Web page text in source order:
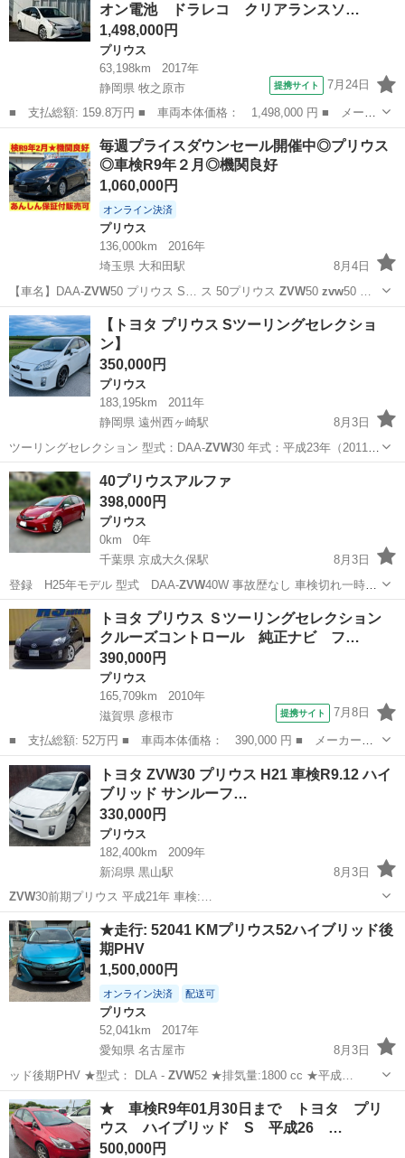
オン電池 ドラレコ クリアランスソ…
1,498,000円
プリウス
63,198km
2017年
静岡県 牧之原市
提携サイト 7月24日
■ 支払総額: 159.8万円 ■ 車両本体価格： 1,498,000 円 ■ メーカ
ー名： トヨタ ■ 車種名： プリウス ■ グレード名： Ａ ＺＶ
Ｗ５１ リチウムイオン電池 ドラレコ クリアランスソナー レー
ンアシス...
牧之原市 プリウス
毎週プライスダウンセール開催中◎プリウス
◎車検R9年２月◎機関良好
1,060,000円
オンライン決済
プリウス
136,000km
2016年
埼玉県 大和田駅
8月4日
【車名】DAA-ZVW50 プリウス S… ス 50プリウス ZVW50 zvw50 …
埼玉 さいたま市 大和田駅 ZVW
【トヨタ プリウス Sツーリングセレクショ
ン】
350,000円
プリウス
183,195km
2011年
静岡県 遠州西ヶ崎駅
8月3日
ツーリングセレクション 型式：DAA-ZVW30 年式：平成23年（2011
年） …
静岡 浜松市 遠州西ヶ崎駅
40プリウスアルファ
398,000円
プリウス
0km
0年
千葉県 京成大久保駅
8月3日
登録 H25年モデル 型式 DAA-ZVW40W 事故歴なし 車検切れ一時
抹…
千葉 習志野市 京成大久保駅 プリウス
プリウスアルファ
トヨタ プリウス Ｓツーリングセレクション
クルーズコントロール 純正ナビ フ…
390,000円
プリウス
165,709km
2010年
滋賀県 彦根市
提携サイト 7月8日
■ 支払総額: 52万円 ■ 車両本体価格： 390,000 円 ■ メーカー
名： トヨタ ■ 車種名： プリウス ■ グレード名： Ｓツーリン
グセレクション クルーズコントロール 純正ナビ フルセグＴＶ
バックカメラ Ｂ...
滋賀 彦根市 プリウス
トヨタ ZVW30 プリウス H21 車検R9.12 ハイ
ブリッド サンルーフ…
330,000円
プリウス
182,400km
2009年
新潟県 黒山駅
8月3日
ZVW
30前期プリウス 平成21年 車検:…
新潟 新潟市 黒山駅 ZVW
★走行: 52041 KMプリウス52ハイブリッド後
期PHV
1,500,000円
オンライン決済 配送可
プリウス
52,041km
2017年
愛知県 名古屋市
8月3日
ッド後期PHV ★型式： DLA - ZVW52 ★排気量:1800 cc ★平成…
愛知 名古屋市 プリウス PHV
★ 車検R9年01月30日まで トヨタ プリ
ウス ハイブリッド S 平成26 …
500,000円